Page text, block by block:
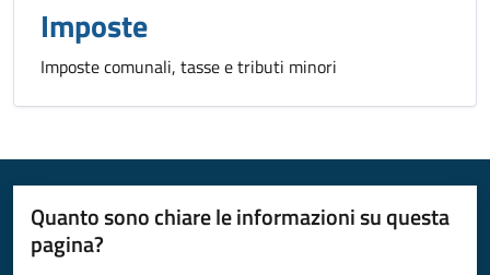
Imposte
Imposte comunali, tasse e tributi minori
Quanto sono chiare le informazioni su questa
pagina?